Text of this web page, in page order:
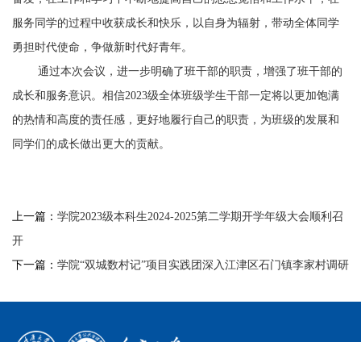
服务同学的过程中收获成长和快乐，以自身为辐射，带动全体同学
勇担时代使命，争做新时代好青年。
通过本次会议，进一步明确了班干部的职责，增强了班干部的
成长和服务意识。相信2023级全体班级学生干部一定将以更加饱满
的热情和高度的责任感，更好地履行自己的职责，为班级的发展和
同学们的成长做出更大的贡献。
上一篇： 学院2023级本科生2024-2025第二学期开学年级大会顺利召
开
下一篇： 学院“双城数村记”项目实践团深入江津区石门镇李家村调研